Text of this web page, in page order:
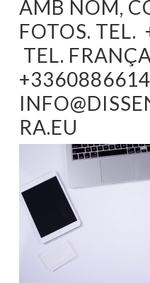
AMB NOM,
FOTOS.
TEL.
RA.EU